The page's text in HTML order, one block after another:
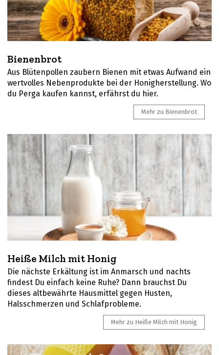
Bienenbrot
Aus Blütenpollen zaubern Bienen mit etwas Aufwand ein
wertvolles Nebenprodukte bei der Honigherstellung. Wo
du Perga kaufen kannst, erfährst du hier.
Mehr zu Bienenbrot
Heiße Milch mit Honig
Die nächste Erkältung ist im Anmarsch und nachts
findest Du einfach keine Ruhe? Dann brauchst Du
dieses altbewährte Hausmittel gegen Husten,
Halsschmerzen und Schlafprobleme.
Mehr zu Heiße Milch mit Honig